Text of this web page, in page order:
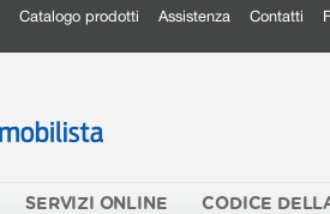
Catalogo prodotti Assistenza Contatti
SERVIZI ONLINE CODICE